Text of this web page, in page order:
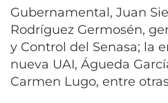
Gubernamental, Juan
Rodríguez Germosén,
y Control del Senasa; la
nueva UAI, Águeda
Carmen Lugo, entre